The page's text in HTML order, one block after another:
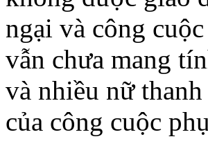
ngại và công
vẫn chưa mang
và nhiều nữ
của công cuộc